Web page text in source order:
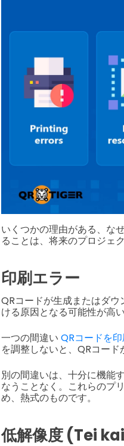
いくつかの理由がある、な
ることは、将来のプロジェ
印刷エラー
QRコードが生成またはダ
ける原因となる可能性が高い
一つの間違い QRコードを
を調整しないと、QRコード
別の間違いは、十分に機能
なうことなく。これらのプ
め、熱式のものです。
低解像度 (Tei